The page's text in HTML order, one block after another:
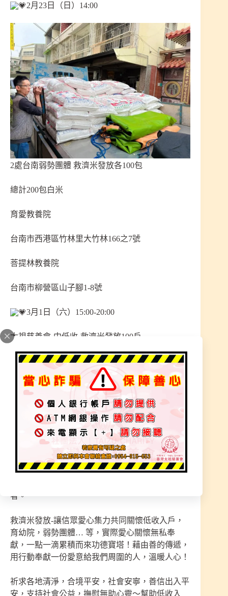
2月23日（日）14:00
2處台南弱勢團體 救濟米發放各100包
總計200包白米
育愛教養院
台南市西港區竹林里大竹林166之7號
菩提林教養院
台南市柳營區山子腳1-8號
3月1日（六）15:00-20:00
太祖慈善會-中低收-救濟米發放100戶
總計200包白米
外加80碗甜湯-發放關懷弱勢家庭
3月2日（日）籌備中
弱勢團體及深山部落救濟米發放共480包
本宮104年【道祖師尊】有旨需讓信眾『捐獻
白米』，玉皇上帝祝壽慶典、師尊降下『祈福法
者。
救濟米發放-讓信眾愛心集力共同關懷低收入戶，
育幼院，弱勢團體… 等，實際愛心關懷無私奉
獻，一點一滴累積而來功德寶塔！藉由善的傳遞，
用行動奉獻一份愛意給我們周圍的人，溫暖人心！
祈求各地清淨，合境平安，社會安寧，善信出入平
安，支持社會公益，撫慰無助心靈～幫助低收入